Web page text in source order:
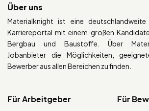
Über uns
Materialknight ist eine
Karriereportal mit einem großen
Bergbau und Baustoffe. Über
Jobanbieter die Möglichkeiten,
Bewerber aus allen Bereichen zu finden.
Für Arbeitgeber Für